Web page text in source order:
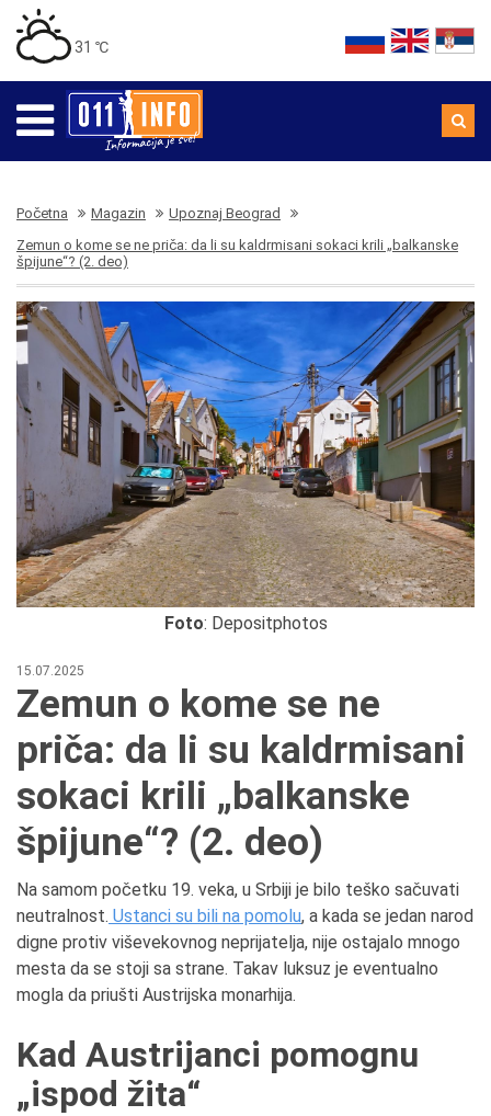
31 ℃
Početna Magazin
Upoznaj Beograd
Zemun o kome se ne priča: da li su kaldrmisani sokaci krili „balkanske
špijune“? (2. deo)
Foto: Depositphotos
15.07.2025
Zemun o kome se ne
priča: da li su kaldrmisani
sokaci krili „balkanske
špijune“? (2. deo)
Na samom početku 19. veka, u Srbiji je bilo teško sačuvati
neutralnost. Ustanci su bili na pomolu, a kada se jedan narod
digne protiv viševekovnog neprijatelja, nije ostajalo mnogo
mesta da se stoji sa strane. Takav luksuz je eventualno
mogla da priušti Austrijska monarhija.
Kad Austrijanci pomognu
„ispod žita“